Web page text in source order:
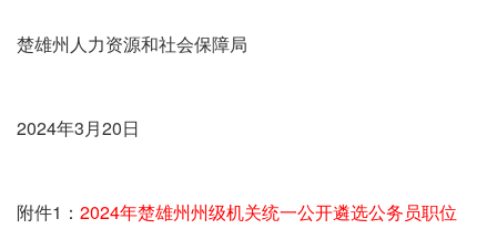
楚雄州人力资源和社会保障局
2024年3月20日
附件1： 2024年楚雄州州级机关统一公开遴选公务员职位